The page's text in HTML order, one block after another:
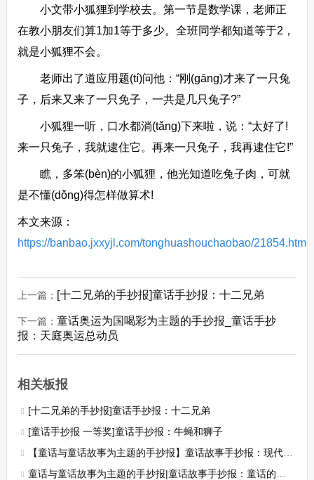
小文带小狐狸到学校去。第一节是数学课，老师正
在教小朋友们算1加1等于多少。全班同学都知道等于2，
就是小狐狸不会。
老师出了道应用题(tí)问他：“刚(gāng)才来了一只兔
子，后来又来了一只免子，一共是几只兔子?”
小狐狸一听，口水都淌(tǎng)下来啦，说：“太好了!
来一只兔子，我就逮住它。再来一只兔子，我再逮住它!”
瞧，多笨(bèn)的小狐狸，他光知道吃兔子肉，可就
是不懂(dǒng)得怎样做算术!
本文来源：
https://banbao.jxxyjl.com/tonghuashouchaobao/21854.html
上一篇： [十二兄弟的手抄报]童话手抄报：十二兄弟
下一篇： 童话奥运为国喝彩为主题的手抄报_童话手抄
报：天庭奥运总动员
相关板报
[十二兄弟的手抄报]童话手抄报：十二兄弟
[童话手抄报 一等奖]童话手抄报：牛蝇和狮子
【童话与童话故事为主题的手抄报】童话故事手抄报：现代童话故事
童话与童话故事为主题的手抄报|童话故事手抄报：童话的作用